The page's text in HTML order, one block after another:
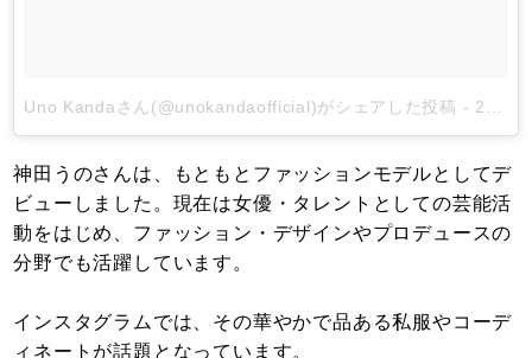
Uno Kandaさん(@unokandaofficial)がシェアした投稿 - 2017年 5月月8日午前1時37分PDT
神田うのさんは、もともとファッションモデルとしてデ
ビューしました。現在は女優・タレントとしての芸能活
動をはじめ、ファッション・デザインやプロデュースの
分野でも活躍しています。
インスタグラムでは、その華やかで品ある私服やコーデ
ィネートが話題となっています。